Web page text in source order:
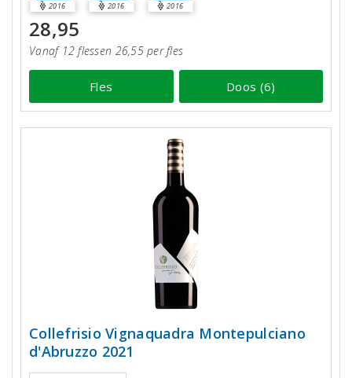
2016 2016 2016
28,95
Vanaf 12 flessen 26,55 per fles
Fles Doos (6)
Collefrisio Vignaquadra Montepulciano
d'Abruzzo 2021